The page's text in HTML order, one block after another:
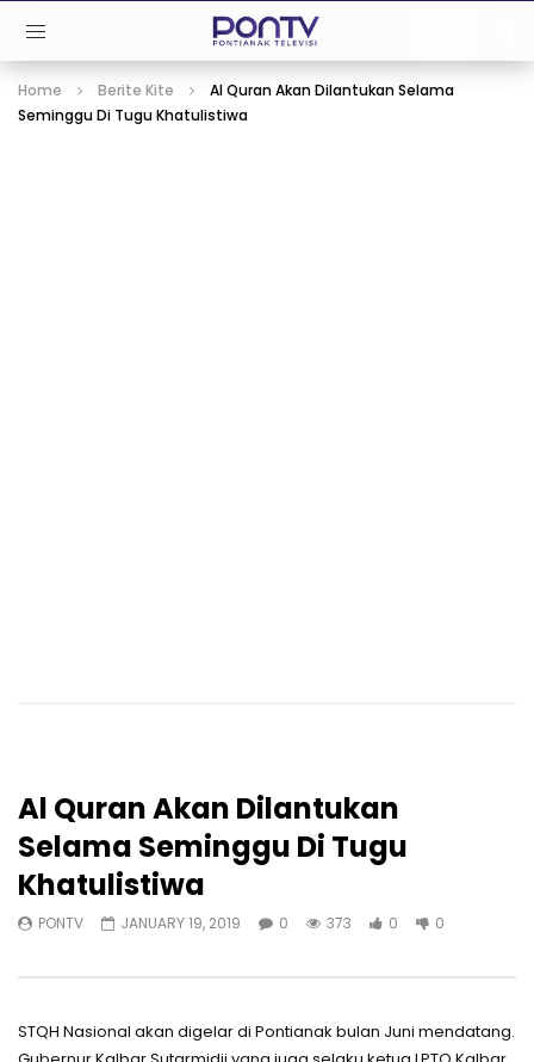
Home Berite Kite
Al Quran Akan Dilantukan Selama
Seminggu Di Tugu Khatulistiwa
Al Quran Akan Dilantukan
Selama Seminggu Di Tugu
Khatulistiwa
PONTV JANUARY 19, 2019 0 373 0 0
STQH Nasional akan digelar di Pontianak bulan Juni mendatang.